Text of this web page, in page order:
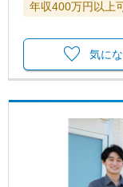
年収400万円以上
気に